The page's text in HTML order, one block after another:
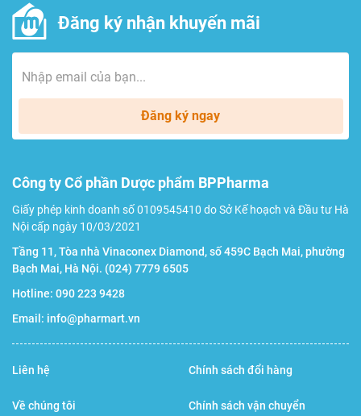
Đăng ký nhận khuyến mãi
Đăng ký ngay
Công ty Cổ phần Dược phẩm BPPharma
Giấy phép kinh doanh số 0109545410 do Sở Kế hoạch và Đầu tư Hà
Nội cấp ngày 10/03/2021
Tầng 11, Tòa nhà Vinaconex Diamond, số 459C Bạch Mai, phường
Bạch Mai, Hà Nội. (024) 7779 6505
Hotline: 090 223 9428
Email: info@pharmart.vn
Liên hệ
Về chúng tôi
Chính sách đổi hàng
Chính sách vận chuyển